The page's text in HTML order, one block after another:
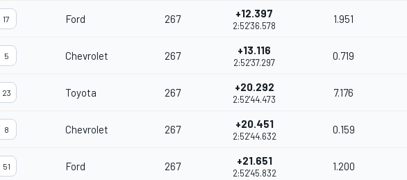
17 Ford 267 +12.397
2:52'36.578
1.951
5 Chevrolet 267 +13.116
2:52'37.297
0.719
23 Toyota 267 +20.292
2:52'44.473
7.176
8 Chevrolet 267 +20.451
2:52'44.632
0.159
51 Ford 267 +21.651
2:52'45.832
1.200